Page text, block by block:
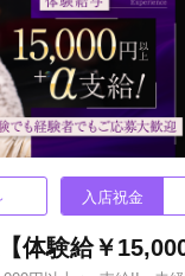
入店祝金